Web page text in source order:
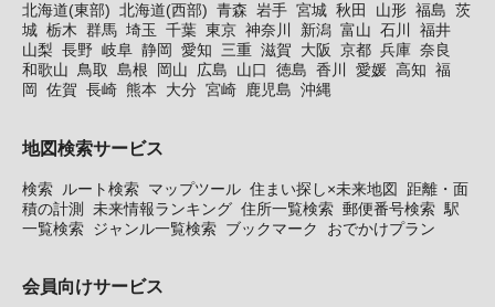
北海道(東部) 北海道(西部) 青森 岩手 宮城 秋田 山形 福島 茨
城 栃木 群馬 埼玉 千葉 東京 神奈川 新潟 富山 石川
福井
山梨 長野 岐阜 静岡 愛知 三重 滋賀 大阪 京都 兵庫 奈良
和歌山 鳥取 島根 岡山 広島 山口 徳島 香川 愛媛 高知 福
岡
佐賀 長崎 熊本 大分 宮崎 鹿児島 沖縄
地図検索サービス
検索 ルート検索 マップツール 住まい探し×未来地図
距離・面
積の計測
未来情報ランキング 住所一覧検索 郵便番号検索 駅
一覧検索 ジャンル一覧検索 ブックマーク おでかけプラン
会員向けサービス